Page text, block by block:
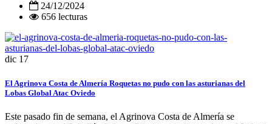
24/12/2024
656 lecturas
dic 17
El Agrinova Costa de Almería Roquetas no pudo con las asturianas del
Lobas Global Atac Oviedo
Este pasado fin de semana, el Agrinova Costa de Almería se